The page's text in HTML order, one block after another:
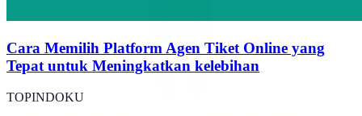
Cara Memilih Platform Agen Tiket Online yang
Tepat untuk Meningkatkan kelebihan
TOPINDOKU